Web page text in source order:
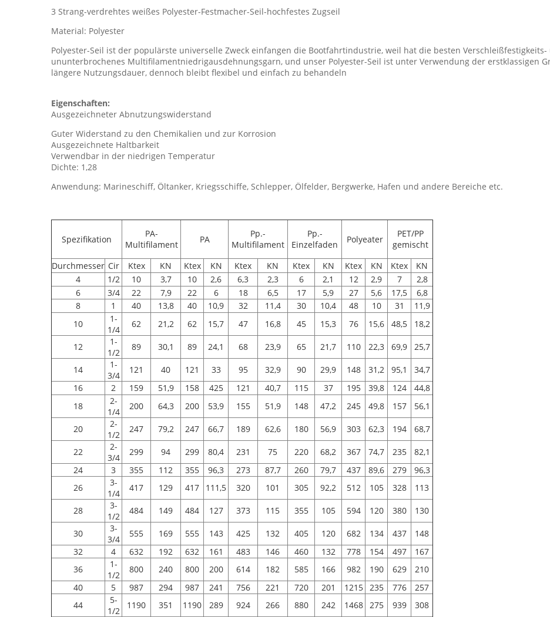
3 Strang-verdrehtes weißes Polyester-Festmacher-Seil-hochfestes Zugseil
Material: Polyester
Polyester-Seil ist der populärste universelle Zweck einfangen die Bootfahrtindustrie, weil hat die besten
ununterbrochenes Multifilamentniedrigausdehnungsgarn, und unser Polyester-Seil ist unter Verwendung der erstklassigen
längere Nutzungsdauer, dennoch bleibt flexibel und einfach zu behandeln
Eigenschaften:
Ausgezeichneter Abnutzungswiderstand
Guter Widerstand zu den Chemikalien und zur Korrosion
Ausgezeichnete Haltbarkeit
Verwendbar in der niedrigen Temperatur
Dichte: 1,28
Anwendung: Marineschiff, Öltanker, Kriegsschiffe, Schlepper, Ölfelder, Bergwerke, Hafen und andere Bereiche etc.
Spezifikation
PA-
Multifilament
PA
Pp.-
Multifilament
Pp.-
Einzelfaden
Polyeater
PET/PP
gemischt
Durchmesser Cir Ktex KN Ktex KN Ktex KN Ktex KN Ktex KN Ktex
KN
4
1/2 10 3,7 10 2,6 6,3 2,3 6 2,1 12 2,9 7
2,8
6
3/4 22 7,9 22 6 18 6,5 17 5,9 27 5,6 17,5
6,8
8
1 40 13,8 40 10,9 32 11,4 30 10,4 48 10 31
11,9
10
1-
1/4
62 21,2 62 15,7 47 16,8 45 15,3 76 15,6 48,5 18,2
12
1-
1/2
89 30,1 89 24,1 68 23,9 65 21,7 110 22,3 69,9 25,7
14
1-
3/4
121 40 121 33 95 32,9 90 29,9 148 31,2 95,1
34,7
16
2 159 51,9 158 425 121 40,7 115 37 195 39,8 124
44,8
18
2-
1/4
200 64,3 200 53,9 155 51,9 148 47,2 245 49,8 157 56,1
20
2-
1/2
247 79,2 247 66,7 189 62,6 180 56,9 303 62,3 194 68,7
22
2-
3/4
299 94 299 80,4 231 75 220 68,2 367 74,7 235
82,1
24
3 355 112 355 96,3 273 87,7 260 79,7 437 89,6 279
96,3
26
3-
1/4
417 129 417 111,5 320 101 305 92,2 512 105 328 113
28
3-
1/2
484 149 484 127 373 115 355 105 594 120 380 130
30
3-
3/4
555 169 555 143 425 132 405 120 682 134 437
148
32
4 632 192 632 161 483 146 460 132 778 154 497
167
36
1-
1/2
800 240 800 200 614 182 585 166 982 190 629
210
40
5 987 294 987 241 756 221 720 201 1215 235 776
257
44
5-
1/2
1190 351 1190 289 924 266 880 242 1468 275 939
308